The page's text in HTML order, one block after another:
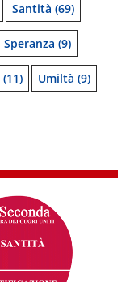
Santità (69)
Speranza (9)
(11) Umiltà (9)